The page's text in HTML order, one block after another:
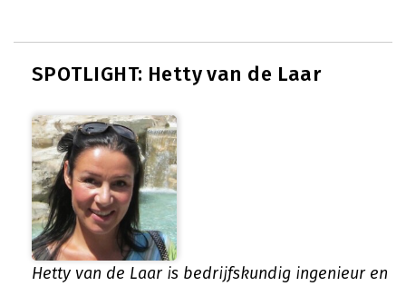
SPOTLIGHT: Hetty van de Laar
Hetty van de Laar is bedrijfskundig ingenieur en